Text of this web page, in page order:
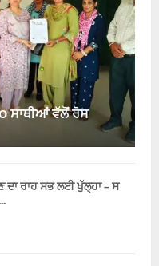
ਸਾਥੀਆਂ ਵੱਲੋਂ ਰੋਸ
ਦਾ ਰਾਹ ਸਭ ਲਈ ਖੁੱਲ੍ਹਾ – ਸ